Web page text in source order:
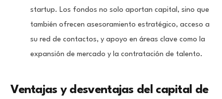
startup. Los fondos no solo aportan capital, sino que
también ofrecen asesoramiento estratégico, acceso a
su red de contactos, y apoyo en áreas clave como la
expansión de mercado y la contratación de talento.
Ventajas y desventajas del capital de